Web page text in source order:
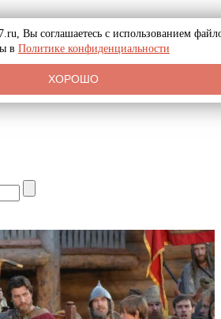
Вы соглашаетесь с использованием
в Политике конфиденциальности
ХОРОШО